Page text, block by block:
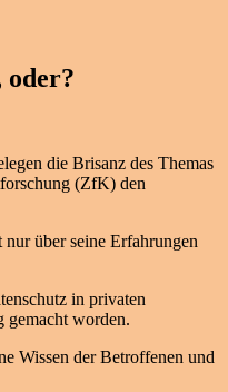
oder?
die Brisanz des Themas
(ZfK) den
über seine Erfahrungen
in privaten
gemacht worden.
Wissen der Betroffenen und